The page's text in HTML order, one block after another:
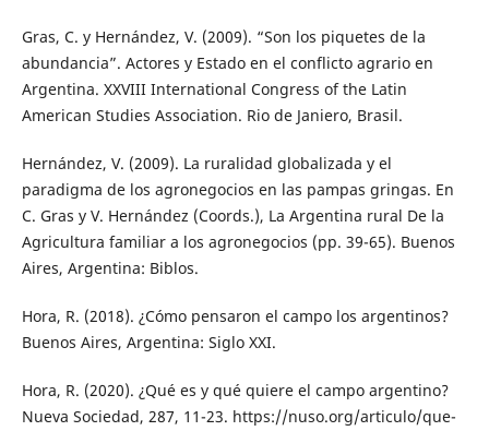
Gras, C. y Hernández, V. (2009). “Son los piquetes de la
abundancia”. Actores y Estado en el conflicto agrario en
Argentina. XXVIII International Congress of the Latin
American Studies Association. Rio de Janiero, Brasil.
Hernández, V. (2009). La ruralidad globalizada y el
paradigma de los agronegocios en las pampas gringas. En
C. Gras y V. Hernández (Coords.), La Argentina rural De la
Agricultura familiar a los agronegocios (pp. 39-65). Buenos
Aires, Argentina: Biblos.
Hora, R. (2018). ¿Cómo pensaron el campo los argentinos?
Buenos Aires, Argentina: Siglo XXI.
Hora, R. (2020). ¿Qué es y qué quiere el campo argentino?
Nueva Sociedad, 287, 11-23. https://nuso.org/articulo/que-